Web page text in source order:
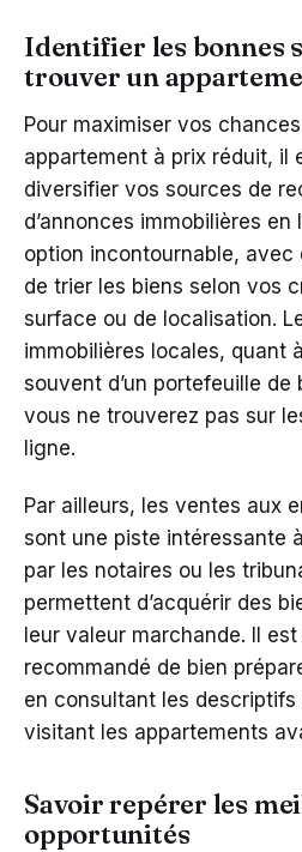
Identifier les bonnes
trouver un
Pour maximiser vos
appartement à prix réduit, il
diversifier vos sources de
d’annonces immobilières
option incontournable,
de trier les biens selon vos
surface ou de localisation.
immobilières locales, quant
souvent d’un portefeuille de
vous ne trouverez pas sur
ligne.
Par ailleurs, les ventes aux
sont une piste intéressante
par les notaires ou les
permettent d’acquérir des
leur valeur marchande. Il
recommandé de bien
en consultant les descriptifs
visitant les appartements
Savoir repérer les
opportunités